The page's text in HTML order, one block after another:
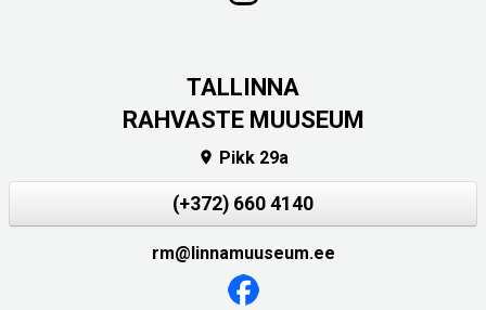
TALLINNA
RAHVASTE MUUSEUM
 Pikk 29a
(+372) 660 4140
rm@linnamuuseum.ee